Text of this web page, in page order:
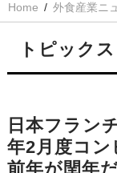
Home 外食産業ニ
トピックス
日本フラン
年2月度コ
前年が閏年